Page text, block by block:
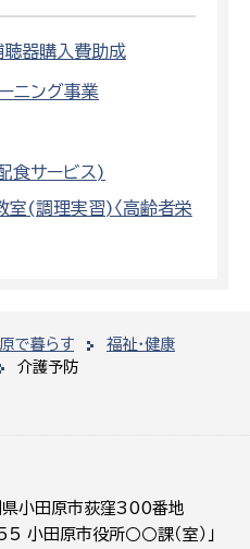
で暮らす
福祉・健康
介護予防
器購入費助成
ニング事業
食サービス)
室(調理実習)〈高齢者栄
小田原市荻窪300番地
小田原市役所○○課（室）」